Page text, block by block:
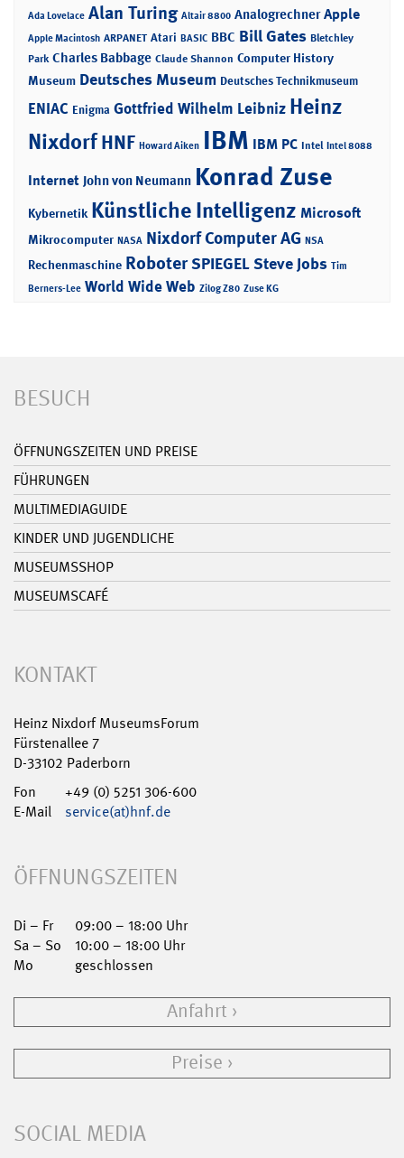
Ada Lovelace Alan Turing Altair 8800 Analogrechner Apple
Apple Macintosh ARPANET Atari BASIC BBC Bill Gates Bletchley
Park Charles Babbage Claude Shannon Computer History
Museum Deutsches Museum Deutsches Technikmuseum
ENIAC Enigma Gottfried Wilhelm Leibniz Heinz
NixdorfHNF Howard Aiken IBM IBM PC Intel Intel 8088
Internet John von Neumann Konrad Zuse
Kybernetik Künstliche Intelligenz Microsoft
Mikrocomputer NASA Nixdorf Computer AG NSA
Rechenmaschine RoboterSPIEGELSteve Jobs Tim
Berners-Lee World Wide Web Zilog Z80 Zuse KG
BESUCH
ÖFFNUNGSZEITEN UND PREISE
FÜHRUNGEN
MULTIMEDIAGUIDE
KINDER UND JUGENDLICHE
MUSEUMSSHOP
MUSEUMSCAFÉ
KONTAKT
Heinz Nixdorf MuseumsForum
Fürstenallee 7
D-33102 Paderborn
Fon
+49 (0) 5251 306-600
E-Mail
service(at)hnf.de
ÖFFNUNGSZEITEN
Di – Fr
09:00 – 18:00 Uhr
Sa – So
10:00 – 18:00 Uhr
Mo
geschlossen
Anfahrt
Preise
SOCIAL MEDIA